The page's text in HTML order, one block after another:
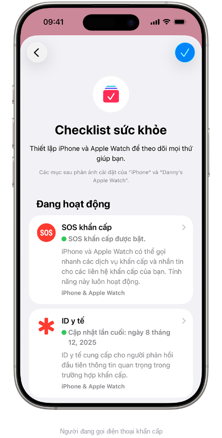
Người đang gọi điện thoại khẩn cấp